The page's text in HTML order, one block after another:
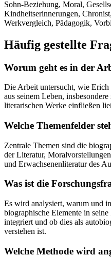
Sohn-Beziehung, Moral,
Kindheitserinnerungen,
Werkvergleich, Pädagogik,
Häufig gestellte
Worum geht es in der
Die Arbeit untersucht, wie
aus seinem Leben,
literarischen Werke einfließen
Welche Themenfelder
Zentrale Themen sind die
der Literatur,
und Erwachsenenliteratur des
Was ist die
Es wird analysiert, warum und
biographische Elemente in
integriert und ob dies als
verstehen ist.
Welche Methode wird